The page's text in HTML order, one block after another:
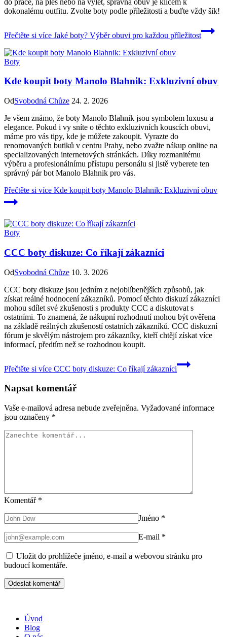
dokonalému outfitu. Zvolte boty podle příležitosti a buďte vždy šik!
Přečtěte si více Jaké boty? Výběr obuvi pro každou příležitost
Boty
Kde koupit boty Manolo Blahnik: Exkluzivní obuv
OdSvobodná Chůze 24. 2. 2026
Je všem známo, že boty Manolo Blahnik jsou symbolem luxusu a
elegance. Pokud i vy sníte o těchto exkluzivních kouscích obuvi,
máme pro vás tipy, kde je můžete zakoupit. Vyrazte do
renomovaných butiků v centru Prahy, nebo zvažte nákup online na
specializovaných internetových stránkách. Díky rozmanitému
výběru a profesionálnímu přístupu personálu si jistě vyberete ten
správný pár bot Manolo Blahnik pro vás.
Přečtěte si více Kde koupit boty Manolo Blahnik: Exkluzivní obuv
Boty
CCC boty diskuze: Co říkají zákazníci
OdSvobodná Chůze 10. 3. 2026
CCC boty diskuze jsou jedním z nejoblíbenějších způsobů, jak
získat reálné hodnocení zákazníků. Pomocí těchto diskuzí zákazníci
mohou sdílet své zkušenosti s produkty CCC a diskutovat s
ostatními. To znamená, že nákupní rozhodnutí mohou být ověřena
na základě reálných zkušeností ostatních zákazníků. CCC diskuzní
fórum je skvělým nástrojem pro zákazníky, kteří chtějí získat více
informací, předtím než se rozhodnou koupit.
Přečtěte si více CCC boty diskuze: Co říkají zákazníci
Napsat komentář
Vaše e-mailová adresa nebude zveřejněna. Vyžadované informace
jsou označeny *
Komentář *
Jméno *
E-mail *
Uložit do prohlížeče jméno, e-mail a webovou stránku pro
budoucí komentáře.
Úvod
Blog